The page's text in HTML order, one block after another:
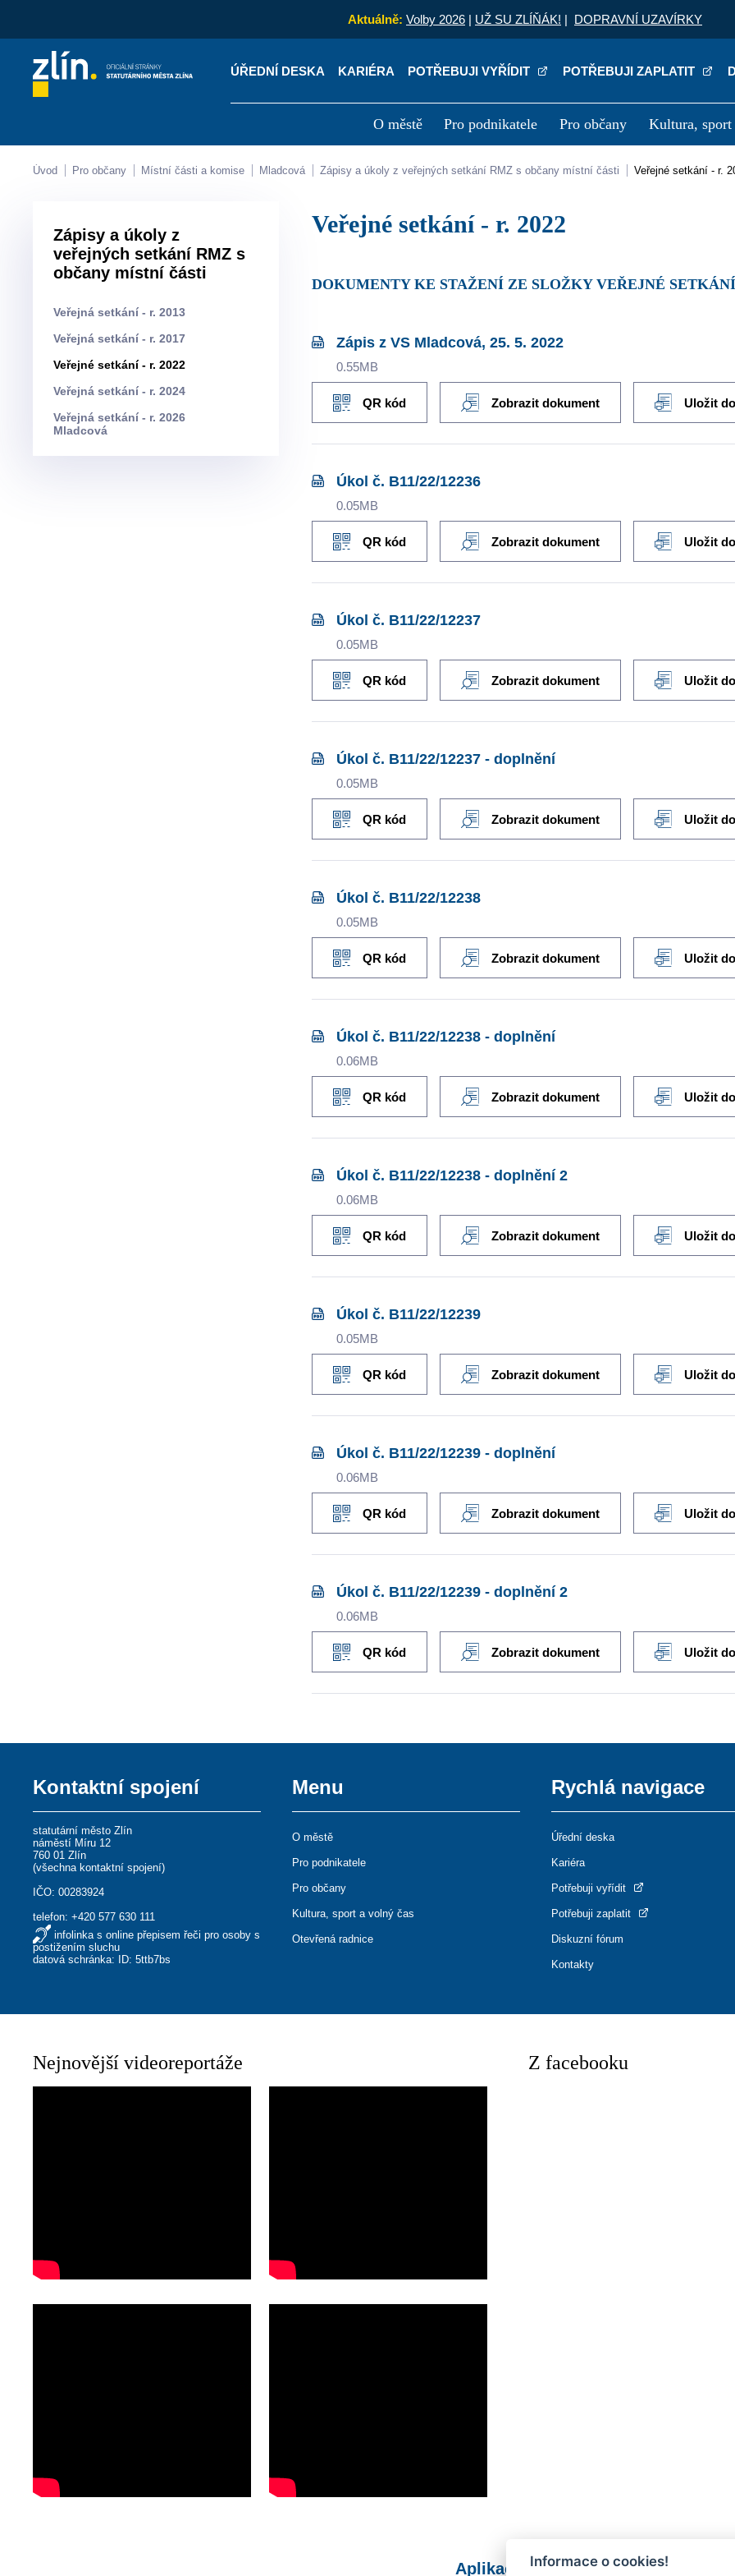
Aktuálně: Volby 2026 | UŽ SU ZLÍŇÁK! | DOPRAVNÍ UZAVÍRKY
ÚŘEDNÍ DESKA KARIÉRA POTŘEBUJI VYŘÍDIT POTŘEBUJI ZAPLATIT
O městě Pro podnikatele Pro občany Kultura, sport
Kontakty Úřední deska Kariéra
Úvod Pro občany Místní části a komise Mladcová Zápisy a úkoly z veřejných setkání RMZ s občany místní části Veřejné setkání - r.
Zápisy a úkoly z
veřejných setkání RMZ s
občany místní části
Veřejná setkání - r. 2013
Veřejná setkání - r. 2017
Veřejné setkání - r. 2022
Veřejná setkání - r. 2024
Veřejná setkání - r. 2026
Mladcová
Veřejné setkání - r. 2022
DOKUMENTY KE STAŽENÍ ZE SLOŽKY VEŘEJNÉ
Zápis z VS Mladcová, 25. 5. 2022
0.55MB
QR kód Zobrazit dokument Uložit
Úkol č. B11/22/12236
0.05MB
QR kód Zobrazit dokument Uložit
Úkol č. B11/22/12237
0.05MB
QR kód Zobrazit dokument Uložit
Úkol č. B11/22/12237 - doplnění
0.05MB
QR kód Zobrazit dokument Uložit
Úkol č. B11/22/12238
0.05MB
QR kód Zobrazit dokument Uložit
Úkol č. B11/22/12238 - doplnění
0.06MB
QR kód Zobrazit dokument Uložit
Úkol č. B11/22/12238 - doplnění 2
0.06MB
QR kód Zobrazit dokument Uložit
Úkol č. B11/22/12239
0.05MB
QR kód Zobrazit dokument Uložit
Úkol č. B11/22/12239 - doplnění
0.06MB
QR kód Zobrazit dokument Uložit
Úkol č. B11/22/12239 - doplnění 2
0.06MB
QR kód Zobrazit dokument Uložit
Kontaktní spojení
statutární město Zlín
náměstí Míru 12
760 01 Zlín
(všechna kontaktní spojení)
IČO: 00283924
telefon:+420 577 630 111
infolinka s online přepisem řeči pro osoby s
postižením sluchu
datová schránka: ID: 5ttb7bs
Menu
O městě
Pro podnikatele
Pro občany
Kultura, sport a volný čas
Otevřená radnice
Rychlá navigace
Úřední deska
Kariéra
Potřebuji vyřídit
Potřebuji zaplatit
Diskuzní fórum
Kontakty
Nejnovější videoreportáže Z facebooku
Aplikace Mobilní rozhlas
Informace o cookies!